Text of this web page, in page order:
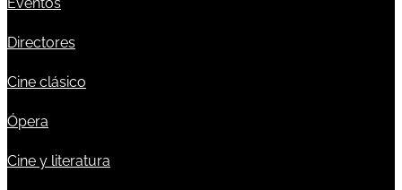
Directores
Cine clásico
Ópera
Cine y literatura